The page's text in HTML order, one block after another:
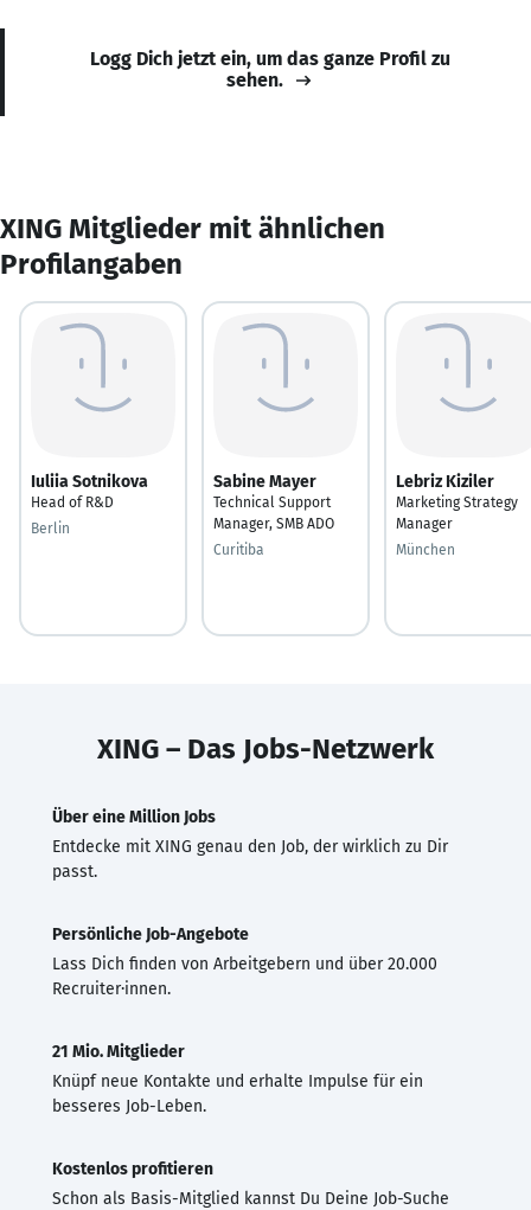
Logg Dich jetzt ein, um das ganze Profil zu
sehen.
XING Mitglieder mit ähnlichen
Profilangaben
Iuliia Sotnikova
Head of R&D
Berlin
Sabine Mayer
Technical Support
Manager, SMB ADO
Curitiba
Lebriz Kiziler
Marketing Strategy
Manager
München
XING – Das Jobs-Netzwerk
Über eine Million Jobs
Entdecke mit XING genau den Job, der wirklich zu Dir
passt.
Persönliche Job-Angebote
Lass Dich finden von Arbeitgebern und über 20.000
Recruiter·innen.
21 Mio. Mitglieder
Knüpf neue Kontakte und erhalte Impulse für ein
besseres Job-Leben.
Kostenlos profitieren
Schon als Basis-Mitglied kannst Du Deine Job-Suche